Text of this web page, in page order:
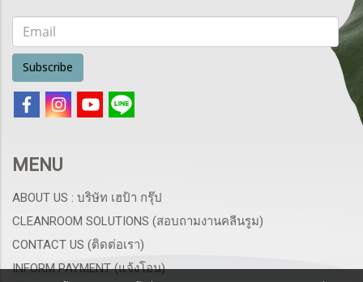
Subscribe
MENU
ABOUT US : บริษัท เฮป้า กรุ๊ป
CLEANROOM SOLUTIONS (สอบถามงานคลีนรูม)
CONTACT US (ติดต่อเรา)
INFORM PAYMENT (แจ้งโอน)